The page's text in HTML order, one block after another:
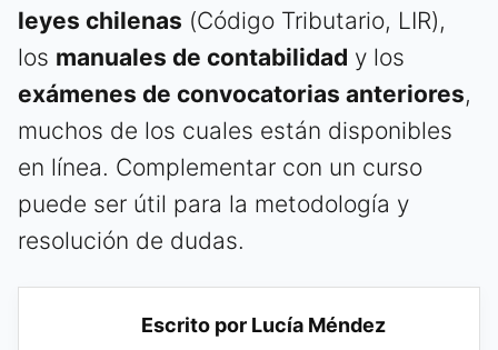
leyes chilenas (Código Tributario, LIR),
los manuales de contabilidad y los
exámenes de convocatorias anteriores,
muchos de los cuales están disponibles
en línea. Complementar con un curso
puede ser útil para la metodología y
resolución de dudas.
Escrito por Lucía Méndez